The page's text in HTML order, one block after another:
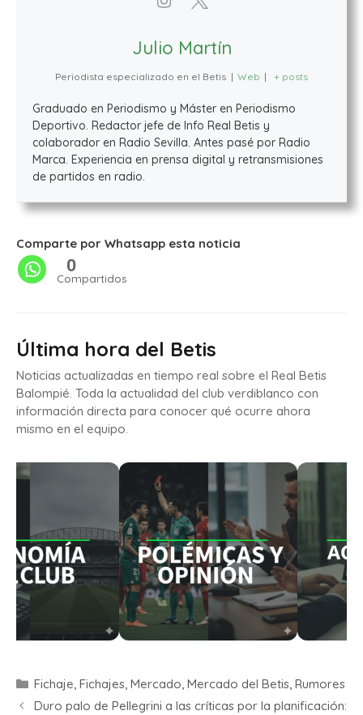
Julio Martín
Periodista especializado en el Betis | Web | + posts
Graduado en Periodismo y Máster en Periodismo
Deportivo. Redactor jefe de Info Real Betis y
colaborador en Radio Sevilla. Antes pasé por Radio
Marca. Experiencia en prensa digital y retransmisiones
de partidos en radio.
Comparte por Whatsapp esta noticia
0
Compartidos
Última hora del Betis
Noticias actualizadas en tiempo real sobre el Real Betis
Balompié. Toda la actualidad del club verdiblanco con
información directa para conocer qué ocurre ahora
mismo en el equipo.
Fichaje, Fichajes, Mercado, Mercado del Betis, Rumores
Duro palo de Pellegrini a las críticas por la planificación: